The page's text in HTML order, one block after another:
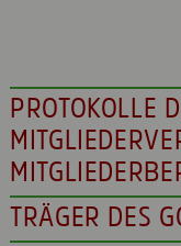
PROTOKOLLE
TRÄGER DES